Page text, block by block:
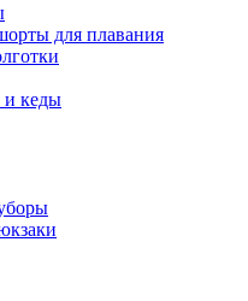
для плавания
и кеды